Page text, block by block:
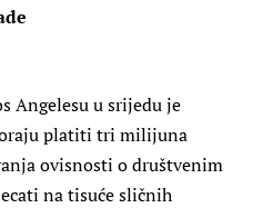
Angelesu u srijedu je
platiti tri milijuna
ovisnosti o društvenim
na tisuće sličnih